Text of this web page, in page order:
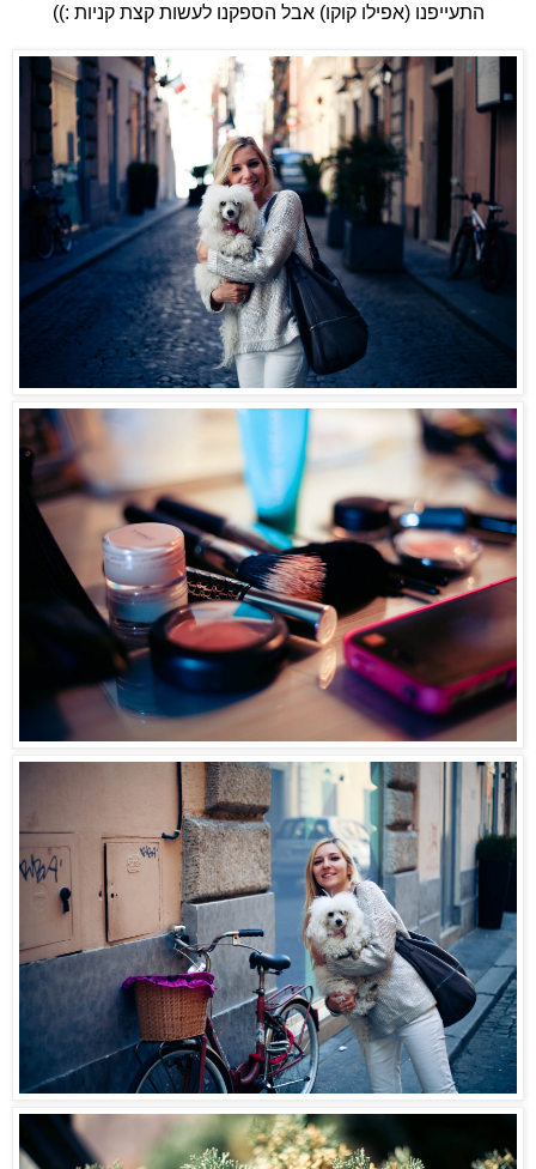
התעייפנו (אפילו קוקו) אבל הספקנו לעשות קצת קניות :))